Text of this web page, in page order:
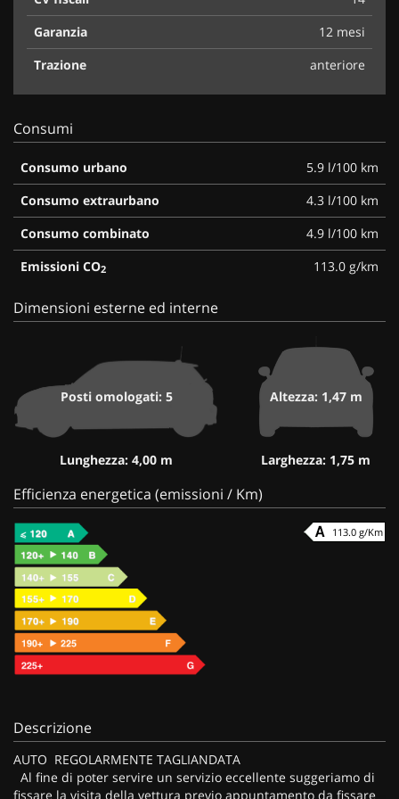
Garanzia
12 mesi
Trazione
anteriore
Consumi
Consumo urbano
5.9 l/100 km
Consumo extraurbano
4.3 l/100 km
Consumo combinato
4.9 l/100 km
Emissioni CO2 113.0 g/km
Dimensioni esterne ed interne
Posti omologati: 5
Lunghezza: 4,00 m
Altezza: 1,47 m
Larghezza: 1,75 m
Efficienza energetica (emissioni / Km)
113.0 g/Km
Descrizione
AUTO REGOLARMENTE TAGLIANDATA
Al fine di poter servire un servizio eccellente suggeriamo di
fissare la visita della vettura previo appuntamento da fissare